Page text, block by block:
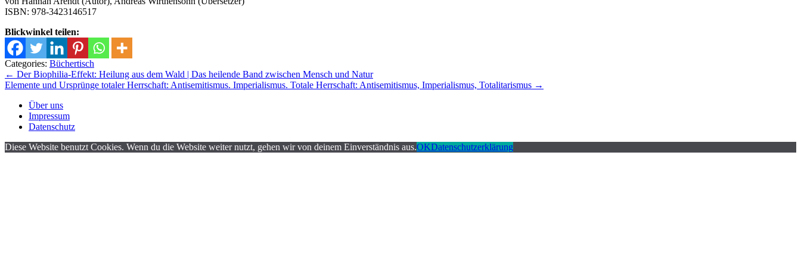
ISBN: 978-3423146517
Blickwinkel teilen:
Categories: Büchertisch
Beitrags-
Navigation
← Der Biophilia-Effekt: Heilung aus dem Wald | Das heilende Band zwischen Mensch und Natur
Elemente und Ursprünge totaler Herrschaft: Antisemitismus. Imperialismus. Totale Herrschaft: Antisemitismus, Imperialismus, Totalitarismus →
Über uns
Impressum
Datenschutz
Diese Website benutzt Cookies. Wenn du die Website weiter nutzt, gehen wir von deinem Einverständnis aus.OKDatenschutzerklärung